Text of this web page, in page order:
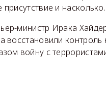
и насколько.
министр Ирака
восстановили
войну с